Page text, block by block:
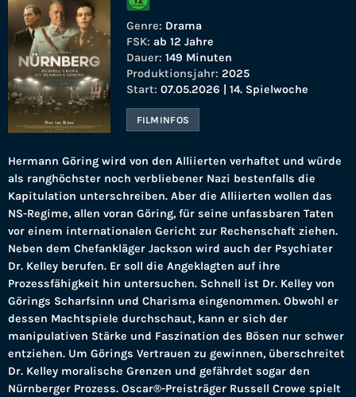
Genre: Drama
FSK: ab 12 Jahre
Dauer: 149 Minuten
Produktionsjahr: 2025
Start: 07.05.2026 | 14. Spielwoche
FILMINFOS
Hermann Göring wird von den Alliierten verhaftet und würde
als ranghöchster noch verbliebener Nazi bestenfalls die
Kapitulation unterschreiben. Aber die Alliierten wollen das
NS-Regime, allen voran Göring, für seine unfassbaren Taten
vor einem internationalen Gericht zur Rechenschaft ziehen.
Neben dem Chefankläger Jackson wird auch der Psychiater
Dr. Kelley berufen. Er soll die Angeklagten auf ihre
Prozessfähigkeit hin untersuchen. Schnell ist Dr. Kelley von
Görings Scharfsinn und Charisma eingenommen. Obwohl er
dessen Machtspiele durchschaut, kann er sich der
manipulativen Stärke und Faszination des Bösen nur schwer
entziehen. Um Görings Vertrauen zu gewinnen, überschreitet
Dr. Kelley moralische Grenzen und gefährdet sogar den
Nürnberger Prozess. Oscar®-Preisträger Russell Crowe spielt